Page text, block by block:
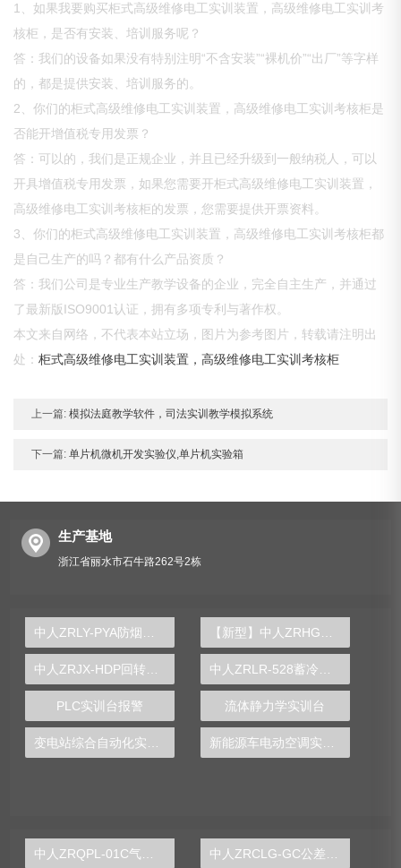
1、如果我要购买柜式高级维修电工实训装置，高级维修电工实训考
核柜，是否有安装、培训服务呢？
答：我们的设备如果没有特别注明“不含安装”“裸机价”“出厂”等字样
的，都是提供安装、培训服务的。
2、你们的柜式高级维修电工实训装置，高级维修电工实训考核柜是
否能开增值税专用发票？
答：可以的，我们是正规企业，并且已经升级到一般纳税人，可以
开具增值税专用发票，如果您需要开柜式高级维修电工实训装置，
高级维修电工实训考核柜的发票，您需要提供开票资料。
3、你们的柜式高级维修电工实训装置，高级维修电工实训考核柜都
是自己生产的吗？都有什么产品资质？
答：我们公司是专业生产教学设备的企业，完全自主生产，并通过
了最新版ISO9001认证，拥有多项专利与著作权。
本文来自网络，不代表本站立场，图片为参考图片，转载请注明出
处：柜式高级维修电工实训装置，高级维修电工实训考核柜
上一篇: 模拟法庭教学软件，司法实训教学模拟系统
下一篇: 单片机微机开发实验仪,单片机实验箱
生产基地
浙江省丽水市石牛路262号2栋
PLC实训台报警 流体静力学实训台